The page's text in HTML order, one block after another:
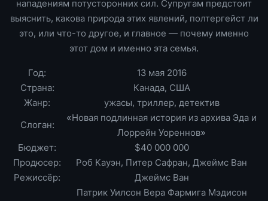
нападениям потусторонних сил. Супругам предстоит
выяснить, какова природа этих явлений, полтергейст ли
это, или что-то другое, и главное — почему именно
этот дом и именно эта семья.
Год:
13 мая 2016
Страна:
Канада, США
Жанр:
ужасы, триллер, детектив
Слоган:
«Новая подлинная история из архива Эда и
Лоррейн Уореннов»
Бюджет:
$40 000 000
Продюсер:
Роб Кауэн, Питер Сафран, Джеймс Ван
Режиссёр:
Джеймс Ван
Патрик Уилсон Вера Фармига Мэдисон